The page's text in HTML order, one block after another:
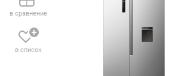
в сравнение
в список